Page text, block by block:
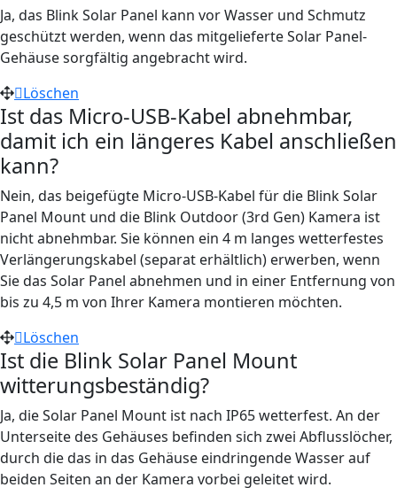
Ja, das Blink Solar Panel kann vor Wasser und Schmutz
geschützt werden, wenn das mitgelieferte Solar Panel-
Gehäuse sorgfältig angebracht wird.
Löschen
Ist das Micro-USB-Kabel abnehmbar,
damit ich ein längeres Kabel anschließen
kann?
Nein, das beigefügte Micro-USB-Kabel für die Blink Solar
Panel Mount und die Blink Outdoor (3rd Gen) Kamera ist
nicht abnehmbar. Sie können ein 4 m langes wetterfestes
Verlängerungskabel (separat erhältlich) erwerben, wenn
Sie das Solar Panel abnehmen und in einer Entfernung von
bis zu 4,5 m von Ihrer Kamera montieren möchten.
Löschen
Ist die Blink Solar Panel Mount
witterungsbeständig?
Ja, die Solar Panel Mount ist nach IP65 wetterfest. An der
Unterseite des Gehäuses befinden sich zwei Abflusslöcher,
durch die das in das Gehäuse eindringende Wasser auf
beiden Seiten an der Kamera vorbei geleitet wird.